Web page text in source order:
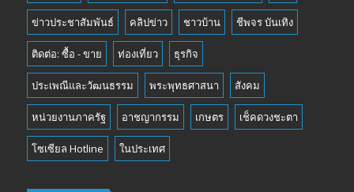
ข่าวประชาสัมพันธ์ คลิปข่าว ชาวบ้าน ชีพจร บันเทิง
ติดต่อ: ซื้อ - ขาย ท่องเที่ยว ธุรกิจ
ประเพณีและวัฒนธรรม พระพุทธศาสนา สังคม
หน่วยงานภาครัฐ อาชญากรรม เกษตร เช็คดวงชะตา
โซเซียล Hotline ในประเทศ